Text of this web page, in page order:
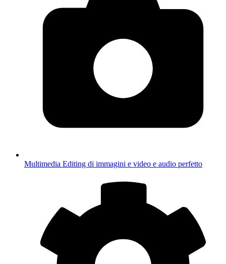
Multimedia Editing di immagini e video e audio perfetto